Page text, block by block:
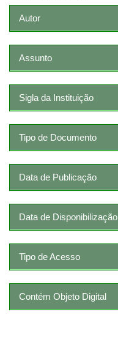
Autor
Assunto
Sigla da Instituição
Tipo de Documento
Data de Publicação
Data de Disponibilização
Tipo de Acesso
Contém Objeto Digital